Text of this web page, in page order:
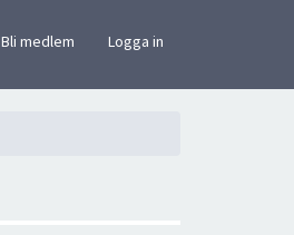
Bli medlem Logga in